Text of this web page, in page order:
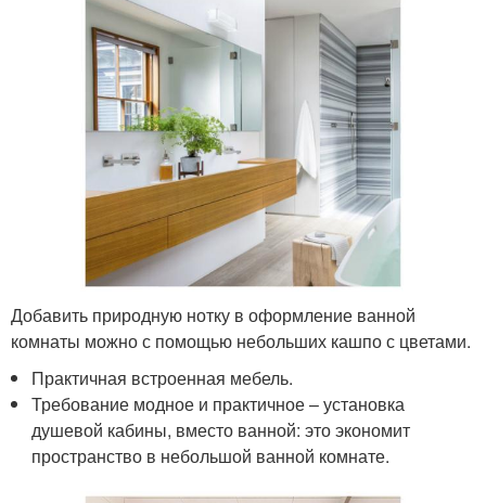
Добавить природную нотку в оформление ванной
комнаты можно с помощью небольших кашпо с цветами.
Практичная встроенная мебель.
Требование модное и практичное – установка
душевой кабины, вместо ванной: это экономит
пространство в небольшой ванной комнате.